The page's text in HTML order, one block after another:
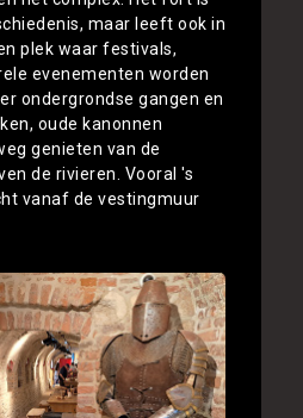
maar leeft ook in
plek waar festivals,
evenementen worden
ondergrondse gangen en
oude kanonnen
genieten van de
de rivieren. Vooral 's
vanaf de vestingmuur